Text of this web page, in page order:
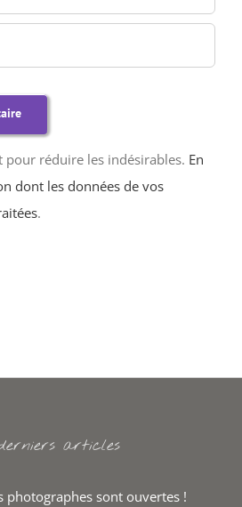
pour réduire les indésirables. En
dont les données de vos
.
articles
photographes sont ouvertes !